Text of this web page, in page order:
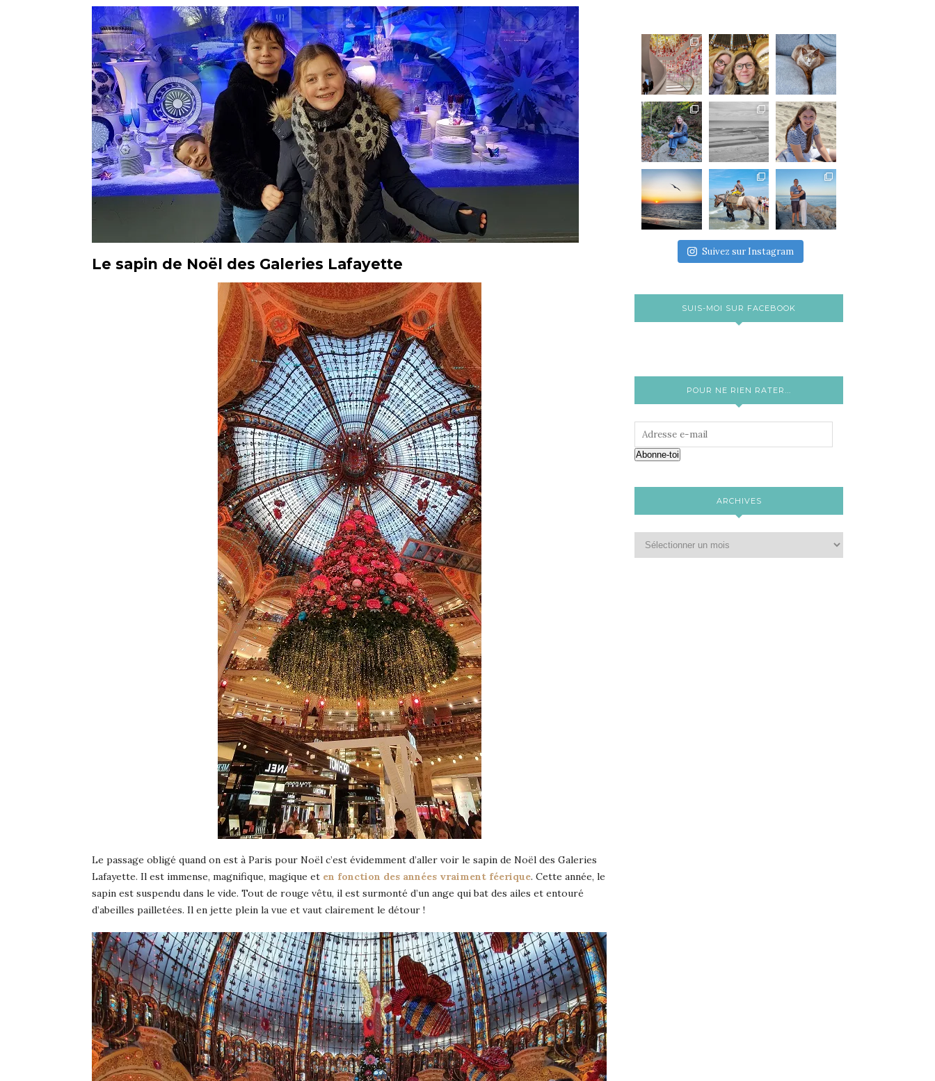
Le sapin de Noël des Galeries Lafayette
Le passage obligé quand on est à Paris pour Noël c’est évidemment d’aller voir le sapin de Noël des Galeries
Lafayette. Il est immense, magnifique, magique et en fonction des années vraiment féerique. Cette année, le
sapin est suspendu dans le vide. Tout de rouge vêtu, il est surmonté d’un ange qui bat des ailes et entouré
d’abeilles pailletées. Il en jette plein la vue et vaut clairement le détour !
Suivez sur Instagram
SUIS-MOI SUR FACEBOOK
POUR NE RIEN RATER...
Abonne-toi
ARCHIVES